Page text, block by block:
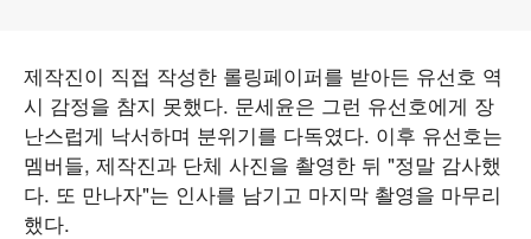
제작진이 직접 작성한 롤링페이퍼를 받아든 유선호 역
시 감정을 참지 못했다. 문세윤은 그런 유선호에게 장
난스럽게 낙서하며 분위기를 다독였다. 이후 유선호는
멤버들, 제작진과 단체 사진을 촬영한 뒤 "정말 감사했
다. 또 만나자"는 인사를 남기고 마지막 촬영을 마무리
했다.